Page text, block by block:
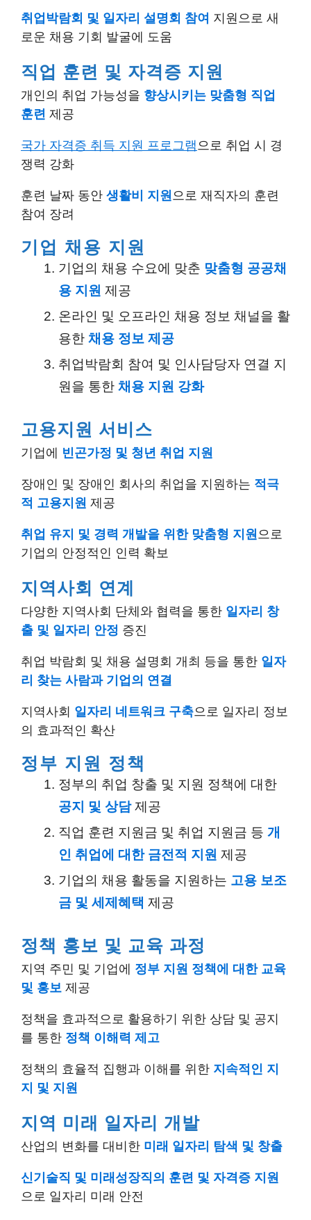
취업박람회 및 일자리 설명회 참여 지원으로 새
로운 채용 기회 발굴에 도움
직업 훈련 및 자격증 지원
개인의 취업 가능성을 향상시키는 맞춤형 직업
훈련 제공
국가 자격증 취득 지원 프로그램 으로 취업 시 경
쟁력 강화
훈련 날짜 동안 생활비 지원 으로 재직자의 훈련
참여 장려
기업 채용 지원
기업의 채용 수요에 맞춘 맞춤형 공공채
용 지원 제공
온라인 및 오프라인 채용 정보 채널을 활
용한 채용 정보 제공
취업박람회 참여 및 인사담당자 연결 지
원을 통한 채용 지원 강화
고용지원 서비스
기업에 빈곤가정 및 청년 취업 지원
장애인 및 장애인 회사의 취업을 지원하는 적극
적 고용지원 제공
취업 유지 및 경력 개발을 위한 맞춤형 지원 으로
기업의 안정적인 인력 확보
지역사회 연계
다양한 지역사회 단체와 협력을 통한 일자리 창
출 및 일자리 안정 증진
취업 박람회 및 채용 설명회 개최 등을 통한 일자
리 찾는 사람과 기업의 연결
지역사회 일자리 네트워크 구축으로 일자리 정보
의 효과적인 확산
정부 지원 정책
정부의 취업 창출 및 지원 정책에 대한
공지 및 상담제공
직업 훈련 지원금 및 취업 지원금 등 개
인 취업에 대한 금전적 지원 제공
기업의 채용 활동을 지원하는 고용 보조
금 및 세제혜택 제공
정책 홍보 및 교육 과정
지역 주민 및 기업에 정부 지원 정책에 대한 교육
및 홍보 제공
정책을 효과적으로 활용하기 위한 상담 및 공지
를 통한 정책 이해력 제고
정책의 효율적 집행과 이해를 위한 지속적인 지
지 및 지원
지역 미래 일자리 개발
산업의 변화를 대비한 미래 일자리 탐색 및 창출
신기술직 및 미래성장직의 훈련 및 자격증 지원
으로 일자리 미래 안전